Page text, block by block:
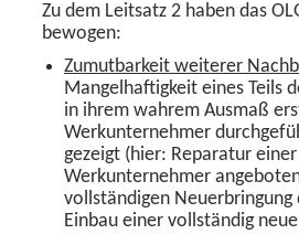
Zu dem Leitsatz 2 haben das
bewogen:
Zumutbarkeit weiterer
Mangelhaftigkeit eines Teils
in ihrem wahrem Ausmaß
Werkunternehmer
gezeigt (hier: Reparatur
Werkunternehmer
vollständigen
Einbau einer vollständig